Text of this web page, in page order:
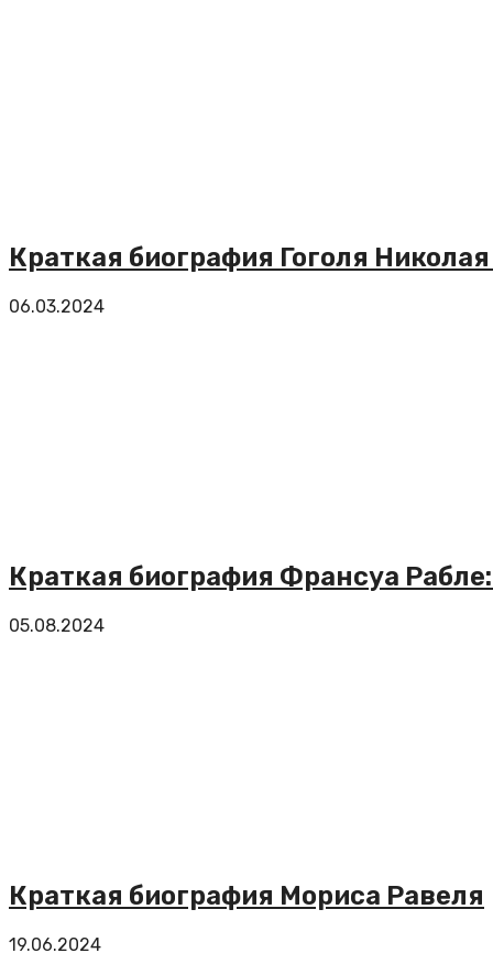
Краткая биография Гоголя
06.03.2024
Краткая биография Франсуа
05.08.2024
Краткая биография Мориса Равеля
19.06.2024